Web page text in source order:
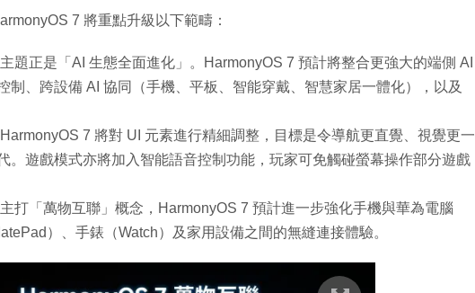
7 將重點升級以下範疇：
題正是「AI 生態全面進化」。HarmonyOS 7 預計將整合更強大的端側 AI
制、跨設備 AI 協同（手機、平板、智能穿戴、智慧家居一體化），以及
7 將對 UI 元素進行精細調整，目標是令導航更直覺、視覺更一
。遊戲模式亦將加入智能語音控制功能，玩家可免觸碰螢幕操作部分遊戲
打「萬物互聯」概念，HarmonyOS 7 預計進一步強化手機與華為電腦
）、手錶（Watch）及家用設備之間的無縫連接體驗。